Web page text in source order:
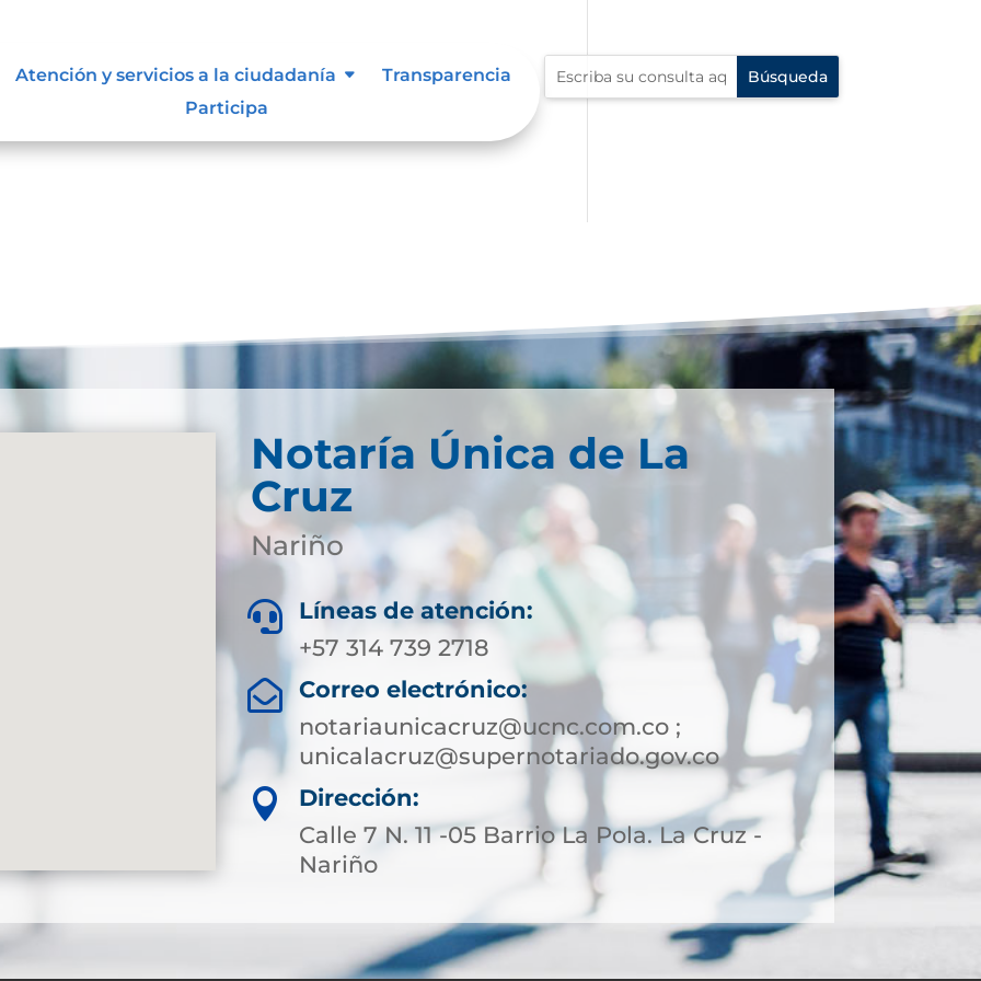
Atención y servicios a la ciudadanía
Transparencia
Participa
supervisión, notificación y
sujeto obligado
Notaría Única de La
Cruz
Nariño

Líneas de atención:
+57 314 739 2718

Correo electrónico:
notariaunicacruz@ucnc.com.co ;
unicalacruz@supernotariado.gov.co

Dirección:
Calle 7 N. 11 -05 Barrio La Pola. La Cruz -
Nariño